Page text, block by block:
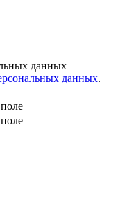
данных
данных.